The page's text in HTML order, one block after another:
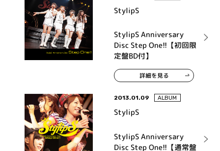
StylipS
StylipS Anniversary
Disc Step One!!【初回限
定盤BD付】
詳細を見る
2013.01.09 ALBUM
StylipS
StylipS Anniversary
Disc Step One!!【通常盤